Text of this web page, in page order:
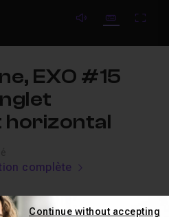
mute video
Subtitles
EXO #15
complète